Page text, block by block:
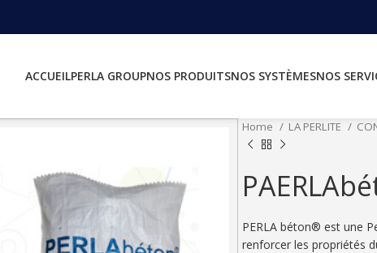
ACCUEILPERLA GROUPNOS PRODUITSNOS SYSTÈMESNOS
Home LA PERLITE
PERLA béton® est une
renforcer les propriétés